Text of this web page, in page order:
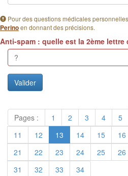
Pour des questions médicales
Perinoen donnant des précisions.
Anti-spam : quelle est la 2ème lettre
Pages : 1 2 3 4 5
11
12 13 14 15 16
21
22 23 24 25 26
31
32 33 34